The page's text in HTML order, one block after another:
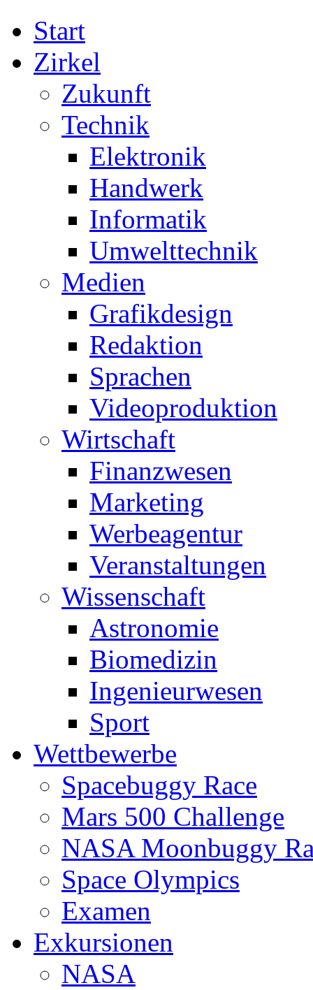
Start
Zirkel
Zukunft
Technik
Elektronik
Handwerk
Informatik
Umwelttechnik
Medien
Grafikdesign
Redaktion
Sprachen
Videoproduktion
Wirtschaft
Finanzwesen
Marketing
Werbeagentur
Veranstaltungen
Wissenschaft
Astronomie
Biomedizin
Ingenieurwesen
Sport
Wettbewerbe
Spacebuggy Race
Mars 500 Challenge
NASA Moonbuggy
Space Olympics
Examen
Exkursionen
NASA